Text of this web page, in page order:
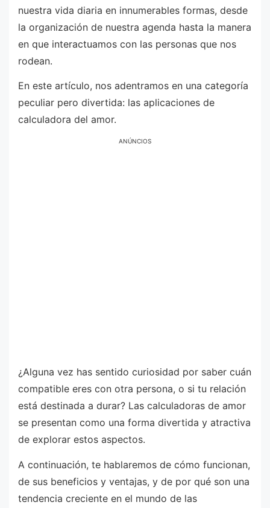
nuestra vida diaria en innumerables formas, desde
la organización de nuestra agenda hasta la manera
en que interactuamos con las personas que nos
rodean.
En este artículo, nos adentramos en una categoría
peculiar pero divertida: las aplicaciones de
calculadora del amor.
ANÚNCIOS
¿Alguna vez has sentido curiosidad por saber cuán
compatible eres con otra persona, o si tu relación
está destinada a durar? Las calculadoras de amor
se presentan como una forma divertida y atractiva
de explorar estos aspectos.
A continuación, te hablaremos de cómo funcionan,
de sus beneficios y ventajas, y de por qué son una
tendencia creciente en el mundo de las